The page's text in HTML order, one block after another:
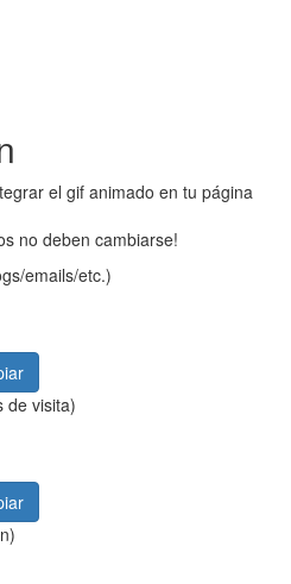
el gif animado en tu página
no deben cambiarse!
emails/etc.)
de visita)